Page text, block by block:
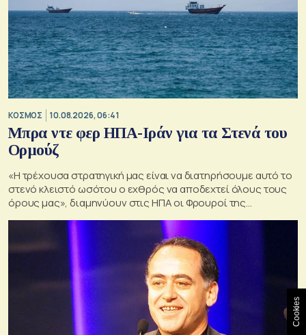
ΚΟΣΜΟΣ 10.08.2026, 06:41
Μπρα ντε φερ ΗΠΑ-Ιράν για τα Στενά του
Ορμούζ
«Η τρέχουσα στρατηγική μας είναι να διατηρήσουμε αυτό το
στενό κλειστό ωσότου ο εχθρός να αποδεχτεί όλους τους
όρους μας», διαμηνύουν στις ΗΠΑ οι Φρουροί της
Επανάστασης.
Cookies